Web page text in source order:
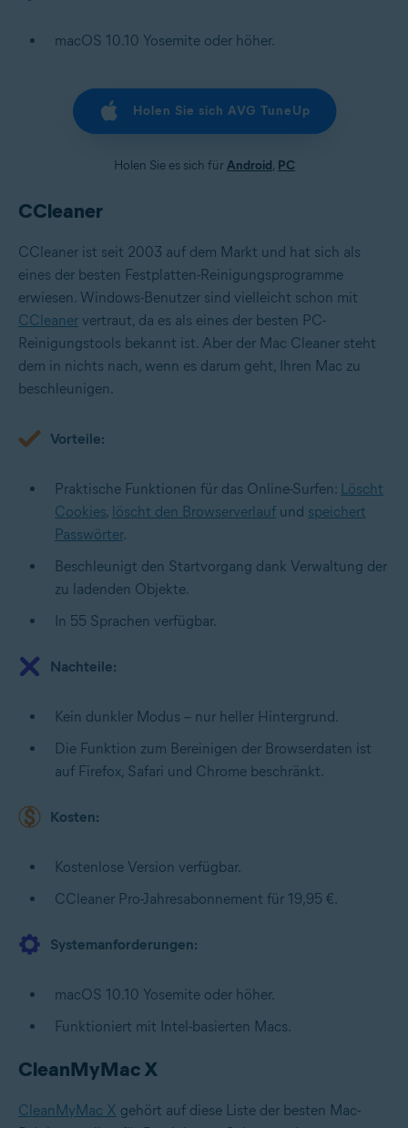
macOS 10.10 Yosemite oder höher.
Holen Sie sich AVG TuneUp
Holen Sie es sich fürAndroid, PC
CCleaner
CCleaner ist seit 2003 auf dem Markt und hat sich als
eines der besten Festplatten-Reinigungsprogramme
erwiesen. Windows-Benutzer sind vielleicht schon mit
CCleaner vertraut, da es als eines der besten PC-
Reinigungstools bekannt ist. Aber der Mac Cleaner steht
dem in nichts nach, wenn es darum geht, Ihren Mac zu
beschleunigen.
Vorteile:
Praktische Funktionen für das Online-Surfen: Löscht
Cookies, löscht den Browserverlauf und speichert
Passwörter.
Beschleunigt den Startvorgang dank Verwaltung der
zu ladenden Objekte.
In 55 Sprachen verfügbar.
Nachteile:
Kein dunkler Modus – nur heller Hintergrund.
Die Funktion zum Bereinigen der Browserdaten ist
auf Firefox, Safari und Chrome beschränkt.
Kosten:
Kostenlose Version verfügbar.
CCleaner Pro-Jahresabonnement für 19,95 €.
Systemanforderungen:
macOS 10.10 Yosemite oder höher.
Funktioniert mit Intel-basierten Macs.
CleanMyMac X
CleanMyMac X gehört auf diese Liste der besten Mac-